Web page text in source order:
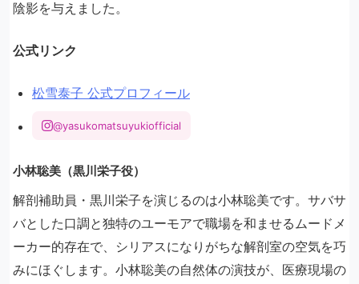
陰影を与えました。
公式リンク
松雪泰子 公式プロフィール
@yasukomatsuyukiofficial
小林聡美（黒川栄子役）
解剖補助員・黒川栄子を演じるのは小林聡美です。サバサ
バとした口調と独特のユーモアで職場を和ませるムードメ
ーカー的存在で、シリアスになりがちな解剖室の空気を巧
みにほぐします。小林聡美の自然体の演技が、医療現場の